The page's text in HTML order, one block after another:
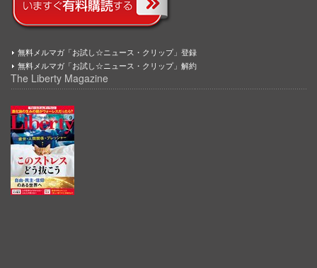
無料メルマガ「お試し☆ニュース・クリップ」登録
無料メルマガ「お試し☆ニュース・クリップ」解約
The Liberty Magazine